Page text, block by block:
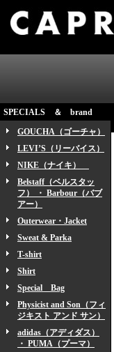
SPECIALS ＆ brand
GOUCHA（ゴーチャ）
LEVI’S（リーバイス）
NIKE（ナイキ）
Belstaff（ベルスタッ
フ） ・ Barbour（バブ
アー）
Outerwear・Jacket
Sweat & Parka
T-shirt
Shirt
Special Bag
Physicist and Son（フィ
ジキスト アンド サン）
adidas（アディダス）
・ PUMA（プーマ）